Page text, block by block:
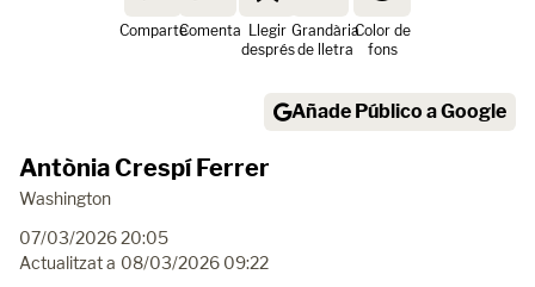
ComparteComenta Llegir
després
Grandària
de lletra
Color de
fons
Añade Público a Google
Antònia Crespí Ferrer
Washington
07/03/2026 20:05
Actualitzat a 08/03/2026 09:22